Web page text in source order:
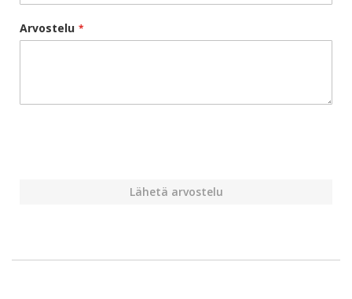
Arvostelu
Lähetä arvostelu